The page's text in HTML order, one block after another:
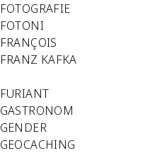
FOTOGRAFIE
FOTONI
FRANÇOIS
FRANZ KAFKA
FURIANT
GASTRONOM
GENDER
GEOCACHING